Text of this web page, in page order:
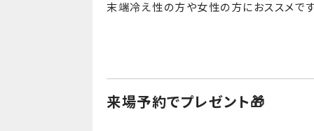
末端冷え性の方や女性の方におススメで
来場予約でプレゼント🎁